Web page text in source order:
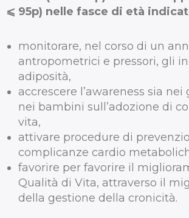
⩽ 95p) nelle fasce di età
monitorare, nel corso di un
antropometrici e pressori, gli
adiposità,
accrescere l’awareness sia
nei bambini sull’adozione di
vita,
attivare procedure di
complicanze cardio
favorire per favorire il
Qualità di Vita, attraverso il
della gestione della cronicità.